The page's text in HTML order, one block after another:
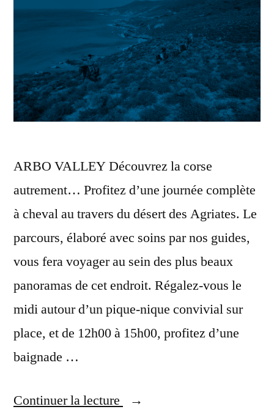
ARBO VALLEY Découvrez la corse
autrement… Profitez d’une journée complète
à cheval au travers du désert des Agriates. Le
parcours, élaboré avec soins par nos guides,
vous fera voyager au sein des plus beaux
panoramas de cet endroit. Régalez-vous le
midi autour d’un pique-nique convivial sur
place, et de 12h00 à 15h00, profitez d’une
baignade …
Continuer la lecture « Balades